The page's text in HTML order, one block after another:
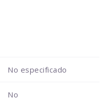
No especificado
No